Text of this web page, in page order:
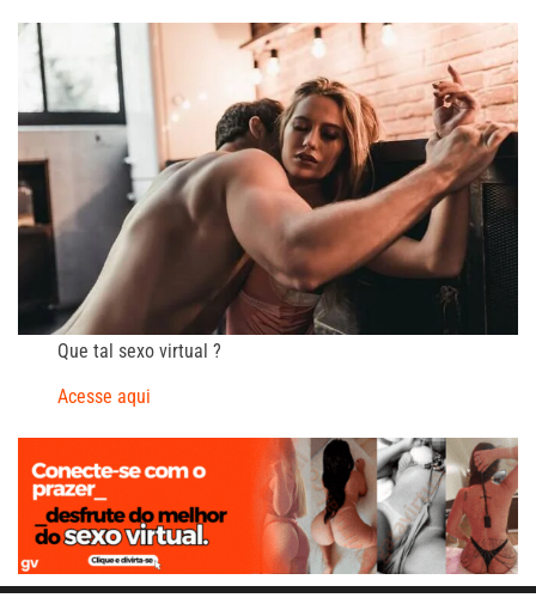
de
posts
Que tal sexo virtual ?
Acesse aqui